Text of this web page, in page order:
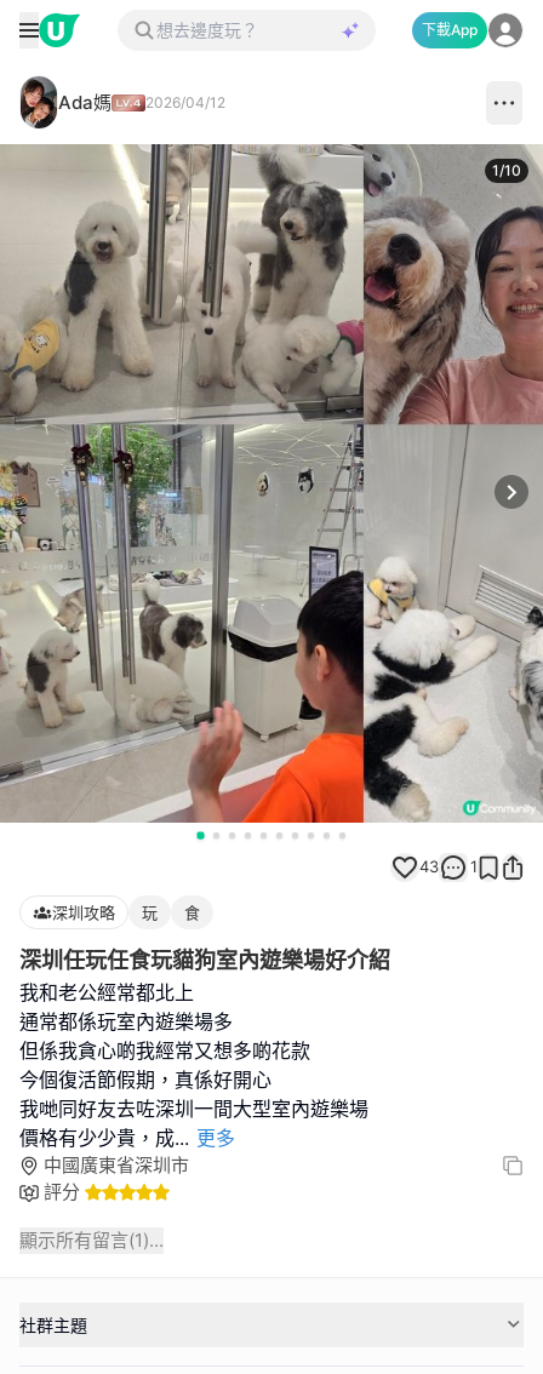
下載App
Ada媽 2026/04/12
1/10
43 1
深圳攻略 玩 食
深圳任玩任食玩貓狗室內遊樂場好介紹
我和老公經常都北上
通常都係玩室內遊樂場多
但係我貪心啲我經常又想多啲花款
今個復活節假期，真係好開心
我哋同好友去咗深圳一間大型室內遊樂場
價格有少少貴，成... 更多
中國廣東省深圳市
評分
顯示所有留言(1)...
社群主題